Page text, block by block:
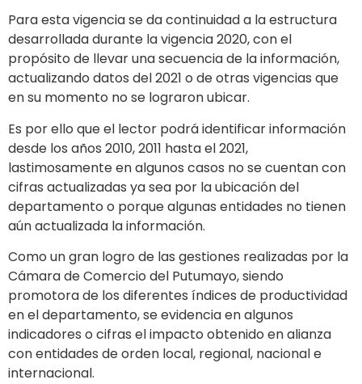
Para esta vigencia se da continuidad a la estructura
desarrollada durante la vigencia 2020, con el
propósito de llevar una secuencia de la información,
actualizando datos del 2021 o de otras vigencias que
en su momento no se lograron ubicar.
Es por ello que el lector podrá identificar información
desde los años 2010, 2011 hasta el 2021,
lastimosamente en algunos casos no se cuentan con
cifras actualizadas ya sea por la ubicación del
departamento o porque algunas entidades no tienen
aún actualizada la información.
Como un gran logro de las gestiones realizadas por la
Cámara de Comercio del Putumayo, siendo
promotora de los diferentes índices de productividad
en el departamento, se evidencia en algunos
indicadores o cifras el impacto obtenido en alianza
con entidades de orden local, regional, nacional e
internacional.